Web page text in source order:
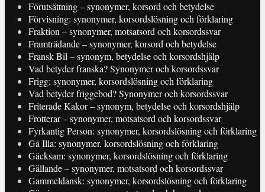
Förutsättning – synonymer, korsord och betydelse
Förvisning: synonymer, korsordslösning och förklaring
Fraktion – synonymer, motsatsord och korsordssvar
Framträdande – synonymer, korsord och betydelse
Fransk Bil – synonym, betydelse och korsordshjälp
Vad betyder franska? Synonymer och korsordssvar
Frigg: synonymer, korsordslösning och förklaring
Vad betyder friggebod? Synonymer och korsordssvar
Friterade Kakor – synonym, betydelse och korsordshjälp
Frotterar – synonymer, motsatsord och korsordssvar
Fyrkantig Person: synonymer, korsordslösning och förklaring
Gå Illa: synonymer, korsordslösning och förklaring
Gäcksam: synonymer, korsordslösning och förklaring
Gällande – synonymer, motsatsord och korsordssvar
Gammeldansk: synonymer, korsordslösning och förklaring